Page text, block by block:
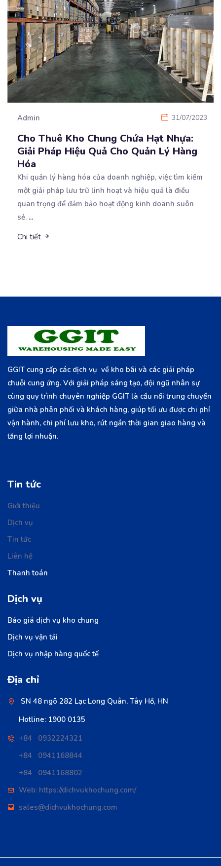
Admin 31/07/2023
Cho Thuê Kho Chung Chứa Hạt Nhựa:
Giải Pháp Hiệu Quả Cho Quản Lý Hàng
Hóa
Khi quản lý hàng hóa của doanh nghiệp, việc tìm kiếm
một giải pháp lưu trữ linh hoạt và hiệu quả là điều
quan trọng để đảm bảo hoạt động kinh doanh suôn
sẻ. ...
Chi tiết
GGIT cung cấp các dịch vụ về kho bãi và các giải pháp
chuỗi cung ứng. Với giải pháp sáng tạo, đội ngũ nhân sự
cùng quy trình chuyên nghiệp GGIT là cầu nối trung chuyển
giữa nhà phân phối và khách hàng, giúp tối ưu được chi phí
vận hành, chi phí lưu kho, rút ngắn thời gian giao hàng và
tăng lợi nhuận.
Tin tức
Giới thiệu
Dịch vụ
Tin tức
Liên hệ
Thanh toán
Dịch vụ
Báo giá dịch vụ kho chung
Dịch vụ vận tải
Dịch vụ nhập hàng quốc tế
Địa chỉ
SN 48 ngõ 282 Lạc Long Quân, Tây Hồ, HN
Hotline: 1900 0135
+84 0932224321
+84 0941168844
+84 0941168802
Web: https://dichvukhochung.com/
sales@dichvukhochung.com